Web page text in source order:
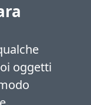
oggetti